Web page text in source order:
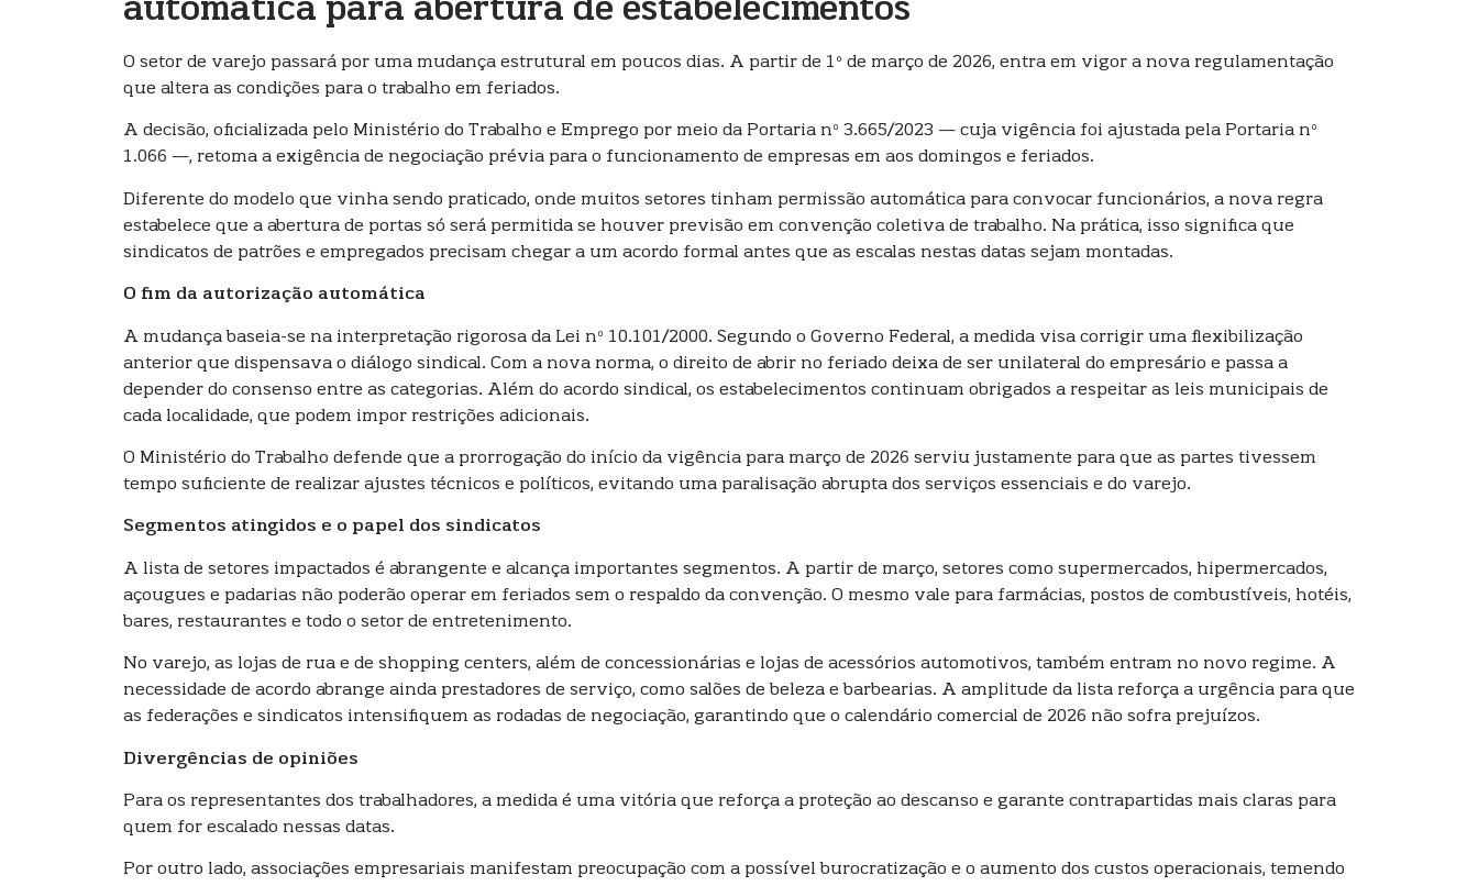
automática para abertura de estabelecimentos
O setor de varejo passará por uma mudança estrutural em poucos dias. A partir de 1º de março de 2026, entra em vigor a nova regulamentação
que altera as condições para o trabalho em feriados.
A decisão, oficializada pelo Ministério do Trabalho e Emprego por meio da Portaria nº 3.665/2023 — cuja vigência foi ajustada pela Portaria nº
1.066 —, retoma a exigência de negociação prévia para o funcionamento de empresas em aos domingos e feriados.
Diferente do modelo que vinha sendo praticado, onde muitos setores tinham permissão automática para convocar funcionários, a nova regra
estabelece que a abertura de portas só será permitida se houver previsão em convenção coletiva de trabalho. Na prática, isso significa que
sindicatos de patrões e empregados precisam chegar a um acordo formal antes que as escalas nestas datas sejam montadas.
O fim da autorização automática
A mudança baseia-se na interpretação rigorosa da Lei nº 10.101/2000. Segundo o Governo Federal, a medida visa corrigir uma flexibilização
anterior que dispensava o diálogo sindical. Com a nova norma, o direito de abrir no feriado deixa de ser unilateral do empresário e passa a
depender do consenso entre as categorias. Além do acordo sindical, os estabelecimentos continuam obrigados a respeitar as leis municipais de
cada localidade, que podem impor restrições adicionais.
O Ministério do Trabalho defende que a prorrogação do início da vigência para março de 2026 serviu justamente para que as partes tivessem
tempo suficiente de realizar ajustes técnicos e políticos, evitando uma paralisação abrupta dos serviços essenciais e do varejo.
Segmentos atingidos e o papel dos sindicatos
A lista de setores impactados é abrangente e alcança importantes segmentos. A partir de março, setores como supermercados, hipermercados,
açougues e padarias não poderão operar em feriados sem o respaldo da convenção. O mesmo vale para farmácias, postos de combustíveis, hotéis,
bares, restaurantes e todo o setor de entretenimento.
No varejo, as lojas de rua e de shopping centers, além de concessionárias e lojas de acessórios automotivos, também entram no novo regime. A
necessidade de acordo abrange ainda prestadores de serviço, como salões de beleza e barbearias. A amplitude da lista reforça a urgência para que
as federações e sindicatos intensifiquem as rodadas de negociação, garantindo que o calendário comercial de 2026 não sofra prejuízos.
Divergências de opiniões
Para os representantes dos trabalhadores, a medida é uma vitória que reforça a proteção ao descanso e garante contrapartidas mais claras para
quem for escalado nessas datas.
Por outro lado, associações empresariais manifestam preocupação com a possível burocratização e o aumento dos custos operacionais, temendo